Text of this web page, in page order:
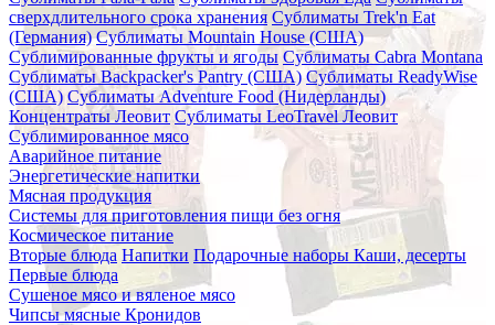
сверхдлительного срока хранения Сублиматы Trek'n Eat
(Германия) Сублиматы Mountain House (США)
Сублимированные фрукты и ягоды Сублиматы Cabra Montana
Сублиматы Backpacker's Pantry (США) Сублиматы ReadyWise
(США) Сублиматы Adventure Food (Нидерланды)
Концентраты Леовит Сублиматы LeoTravel Леовит
Сублимированное мясо
Аварийное питание
Энергетические напитки
Мясная продукция
Системы для приготовления пищи без огня
Космическое питание
Вторые блюда Напитки Подарочные наборы Каши, десерты
Первые блюда
Сушеное мясо и вяленое мясо
Чипсы мясные Кронидов